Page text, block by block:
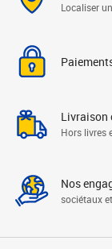
Localiser
Livraison
Hors livres
Nos
sociétaux